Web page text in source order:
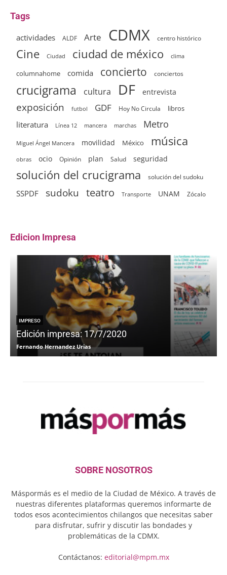
Tags
actividades ALDF Arte CDMX centro histórico
Cine Ciudad ciudad de méxico clima
columnahome comida concierto conciertos
crucigrama cultura DF entrevista
exposición futbol GDF Hoy No Circula libros
literatura Línea 12 mancera marchas Metro
Miguel Ángel Mancera movilidad México música
obras ocio Opinión plan Salud seguridad
solución del crucigrama solución del sudoku
SSPDF sudoku teatro Transporte UNAM Zócalo
Edicion Impresa
IMPRESO
Edición impresa: 17/7/2020
Fernando Hernandez Urias
SOBRE NOSOTROS
Máspormás es el medio de la Ciudad de México. A través de
nuestras diferentes plataformas queremos informarte de
todos esos acontecimientos chilangos que necesitas saber
para disfrutar, sufrir y discutir las bondades y
problemáticas de la CDMX.
Contáctanos: editorial@mpm.mx